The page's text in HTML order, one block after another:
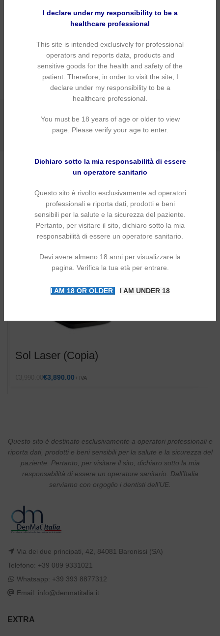
I declare under my responsibility to be a
healthcare professional
This site is intended exclusively for professional
operators and reports data, products and
sensitive goods for the health and safety of the
patient. Therefore, in order to visit the site, I
declare under my responsibility to be a
healthcare professional.
You must be 18 years of age or older to view
page. Please verify your age to enter.
Dichiaro sotto la mia responsabilità di essere
un operatore sanitario
Questo sito è rivolto esclusivamente ad operatori
professionali e riporta dati, prodotti e beni
sensibili per la salute e la sicurezza del paziente.
Pertanto, per visitare il sito, dichiaro sotto la mia
responsabilità di essere un operatore sanitario.
Devi avere almeno 18 anni per visualizzare la
pagina. Verifica la tua età per entrare.
I AM 18 OR OLDER I AM UNDER 18
CONTATTO
Tag:
Sapphire Plus
PRODOTTI CORRELATI
Sol Laser (Copia)
€3,890.00
Questo sito è destinato esclusivamente a operatori professionali e
riporta dati, prodotti e beni sensibili per la salute e la sicurezza del
paziente. Pertanto, per visitare il sito, dichiaro sotto la mia
responsabilità di essere un operatore sanitario. Dall’Italia
serviamo con orgoglio i dentisti dell’UE.
Via dei due principati, 42, 84081 Baronissi (SA)
Telefono: +39 089 9331021
Whatsapp: +39 393 8877312
Email: info@denmatitalia.it
EXTRA